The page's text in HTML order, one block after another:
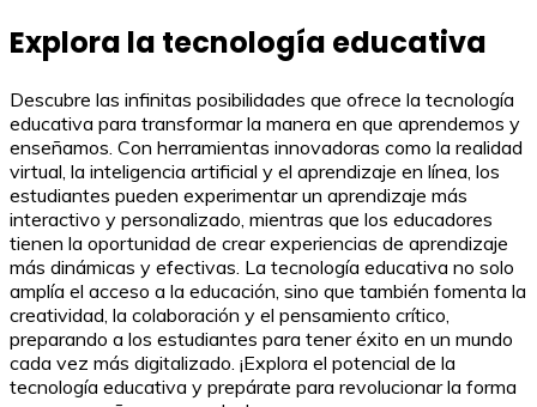
Explora la tecnología educativa
Descubre las infinitas posibilidades que ofrece la tecnología
educativa para transformar la manera en que aprendemos y
enseñamos. Con herramientas innovadoras como la realidad
virtual, la inteligencia artificial y el aprendizaje en línea, los
estudiantes pueden experimentar un aprendizaje más
interactivo y personalizado, mientras que los educadores
tienen la oportunidad de crear experiencias de aprendizaje
más dinámicas y efectivas. La tecnología educativa no solo
amplía el acceso a la educación, sino que también fomenta la
creatividad, la colaboración y el pensamiento crítico,
preparando a los estudiantes para tener éxito en un mundo
cada vez más digitalizado. ¡Explora el potencial de la
tecnología educativa y prepárate para revolucionar la forma